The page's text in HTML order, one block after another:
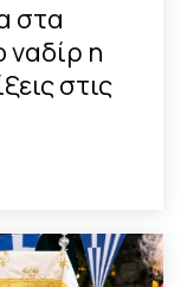
στα
ναδίρ η
στις